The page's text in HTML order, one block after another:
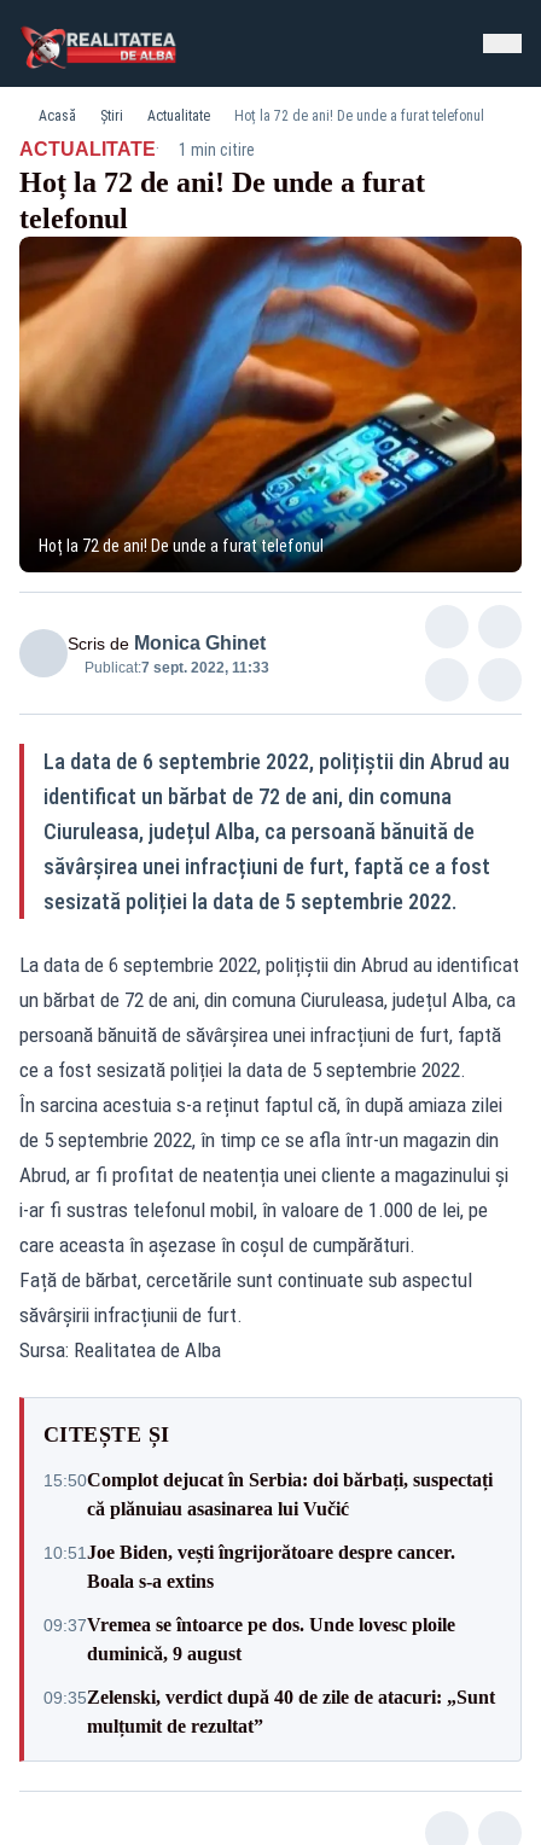
Acasă Știri Actualitate Hoț la 72 de ani! De unde a furat telefonul
ACTUALITATE· 1 min citire
Hoț la 72 de ani! De unde a furat
telefonul
Hoț la 72 de ani! De unde a furat telefonul
Scris de Monica Ghinet
Publicat:7 sept. 2022, 11:33
La data de 6 septembrie 2022, polițiștii din Abrud au
identificat un bărbat de 72 de ani, din comuna
Ciuruleasa, județul Alba, ca persoană bănuită de
săvârșirea unei infracțiuni de furt, faptă ce a fost
sesizată poliției la data de 5 septembrie 2022.
La data de 6 septembrie 2022, polițiștii din Abrud au identificat
un bărbat de 72 de ani, din comuna Ciuruleasa, județul Alba, ca
persoană bănuită de săvârșirea unei infracțiuni de furt, faptă
ce a fost sesizată poliției la data de 5 septembrie 2022.
În sarcina acestuia s-a reținut faptul că, în după amiaza zilei
de 5 septembrie 2022, în timp ce se afla într-un magazin din
Abrud, ar fi profitat de neatenția unei cliente a magazinului și
i-ar fi sustras telefonul mobil, în valoare de 1.000 de lei, pe
care aceasta în așezase în coșul de cumpărături.
Față de bărbat, cercetările sunt continuate sub aspectul
săvârșirii infracțiunii de furt.
Sursa: Realitatea de Alba
CITEȘTE ȘI
15:50Complot dejucat în Serbia: doi bărbați, suspectați
că plănuiau asasinarea lui Vučić
10:51Joe Biden, vești îngrijorătoare despre cancer.
Boala s-a extins
09:37Vremea se întoarce pe dos. Unde lovesc ploile
duminică, 9 august
09:35Zelenski, verdict după 40 de zile de atacuri: „Sunt
mulțumit de rezultat”